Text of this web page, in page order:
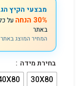
מבצעי הקיץ
30% הנחה
על
באתר
המחיר המוצג
בחירת מידה
30X80